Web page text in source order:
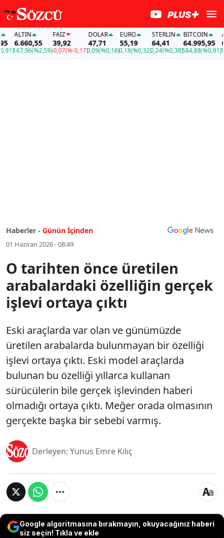
ALTIN
6.660,55
167,96(%2,59)
FAİZ
39,92
-0,07(%-0,17)
DOLAR
47,71
0,09(%0,18)
EURO
55,19
0,18(%0,32)
STERLIN
64,41
0,24(%0,38)
BITCOIN
64.995,95
584,88(%0,91)
Haberler - Günün İçinden
01 Haziran 2026 - 08:49
O tarihten önce üretilen
arabalardaki özelliğin gerçek
işlevi ortaya çıktı
Eski araçlarda var olan ve günümüzde
üretilen arabalarda bulunmayan bir özelliği
işlevi ortaya çıktı. Eski model araçlarda
bulunan bu özelliği yıllarca kullanan
sürücülerin bile gerçek işlevinden haberi
olmadığı ortaya çıktı. Meğer orada olmasının
gerçekte başka bir sebebi varmış.
Derleyen: Yunus Emre Kılıç
Google algoritmasına bırakmayın, okuyacağınız haberi
siz seçin! Tıkla ve ekle